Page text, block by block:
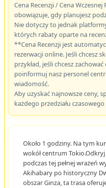
Cena Recenzji / Cena Wczesnej
obowiązuje, gdy planujesz
Nie dotyczy to jednak
których rabaty oparte na
**Cena Recenzji jest
rezerwacji online. Jeśli chcesz
przykład, jeśli chcesz
poinformuj nasz personel
wiadomość.
Aby uzyskać najnowsze ceny,
każdego przedziału
Około 1 godziny. Na tym
wokół centrum
podczas tej pełnej wrażeń
Akihabary po historyczny
obszar Ginza, ta trasa